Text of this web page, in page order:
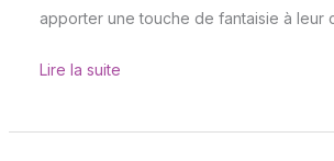
apporter une touche de fantaisie à leur
Lire la suite